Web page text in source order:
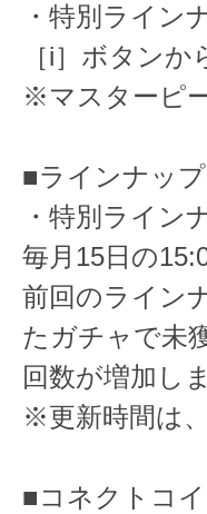
・特別ライン
［i］ボタン
※マスターピ
■ラインナッ
・特別ライン
毎月15日の
前回のライン
たガチャで未
回数が増加し
※更新時間は
■コネクトコ